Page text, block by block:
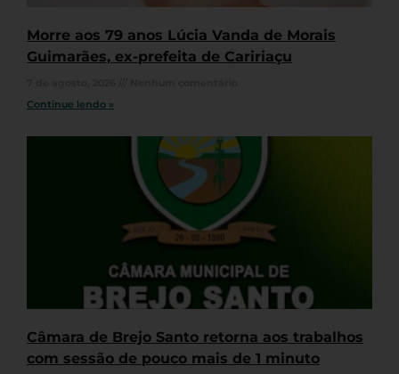
Morre aos 79 anos Lúcia Vanda de Morais
Guimarães, ex-prefeita de Caririaçu
Continue lendo »
Câmara de Brejo Santo retorna aos trabalhos
com sessão de pouco mais de 1 minuto